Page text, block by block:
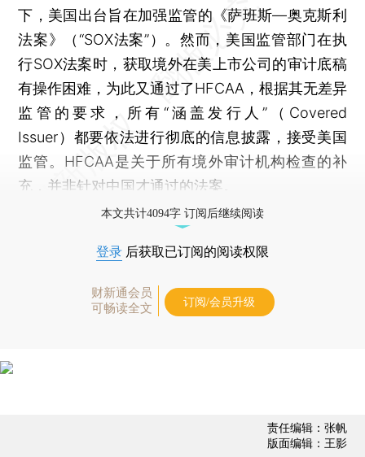
下，美国出台旨在加强监管的《萨班斯—奥克斯利
法案》（“SOX法案”）。然而，美国监管部门在执
行SOX法案时，获取境外在美上市公司的审计底稿
有操作困难，为此又通过了HFCAA，根据其无差异
监管的要求，所有“涵盖发行人”（Covered
Issuer）都要依法进行彻底的信息披露，接受美国
监管。HFCAA是关于所有境外审计机构检查的补
充，并非针对中国才通过的法案。
本文共计4094字 订阅后继续阅读
登录 后获取已订阅的阅读权限
财新通会员
可畅读全文
订阅/会员升级
责任编辑：张帆
版面编辑：王影